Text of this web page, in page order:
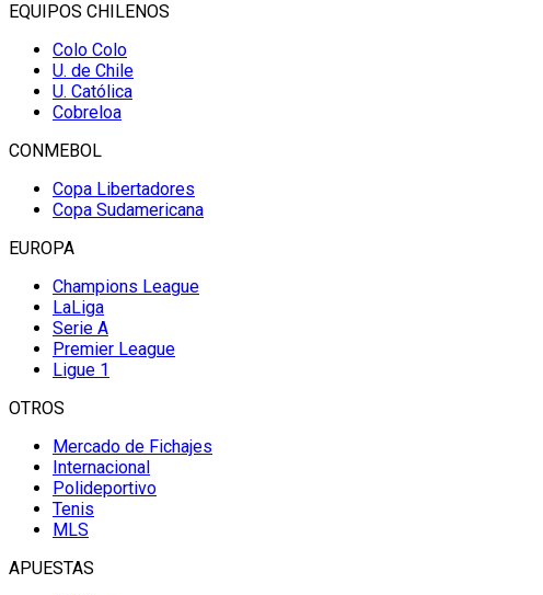
EQUIPOS CHILENOS
Colo Colo
U. de Chile
U. Católica
Cobreloa
CONMEBOL
Copa Libertadores
Copa Sudamericana
EUROPA
Champions League
LaLiga
Serie A
Premier League
Ligue 1
OTROS
Mercado de Fichajes
Internacional
Polideportivo
Tenis
MLS
APUESTAS